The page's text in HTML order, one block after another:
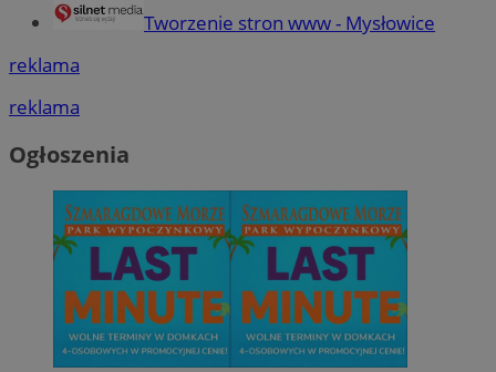
Tworzenie stron www - Mysłowice
reklama
reklama
Ogłoszenia